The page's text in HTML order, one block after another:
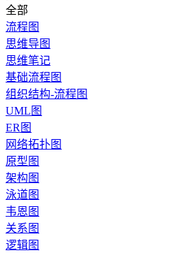
全部
流程图
思维导图
思维笔记
基础流程图
组织结构-流程图
UML图
ER图
网络拓扑图
原型图
架构图
泳道图
韦恩图
关系图
逻辑图